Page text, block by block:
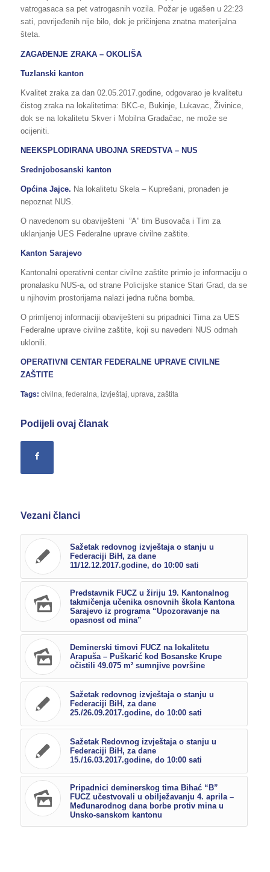
vatrogasaca sa pet vatrogasnih vozila. Požar je ugašen u 22:23
sati, povrijeđenih nije bilo, dok je pričinjena znatna materijalna
šteta.
ZAGAĐENJE ZRAKA – OKOLIŠA
Tuzlanski kanton
Kvalitet zraka za dan 02.05.2017.godine, odgovarao je kvalitetu
čistog zraka na lokalitetima: BKC-e, Bukinje, Lukavac, Živinice,
dok se na lokalitetu Skver i Mobilna Gradačac, ne može se
ocijeniti.
NEEKSPLODIRANA UBOJNA SREDSTVA – NUS
Srednjobosanski kanton
Općina Jajce. Na lokalitetu Skela – Kuprešani, pronađen je
nepoznat NUS.
O navedenom su obaviješteni ”A” tim Busovača i Tim za
uklanjanje UES Federalne uprave civilne zaštite.
Kanton Sarajevo
Kantonalni operativni centar civilne zaštite primio je informaciju o
pronalasku NUS-a, od strane Policijske stanice Stari Grad, da se
u njihovim prostorijama nalazi jedna ručna bomba.
O primljenoj informaciji obaviješteni su pripadnici Tima za UES
Federalne uprave civilne zaštite, koji su navedeni NUS odmah
uklonili.
OPERATIVNI CENTAR FEDERALNE UPRAVE CIVILNE
ZAŠTITE
Tags: civilna federalna izvještaj uprava zaštita
Podijeli ovaj članak
Vezani članci
Sažetak redovnog izvještaja o stanju u
Federaciji BiH, za dane
11/12.12.2017.godine, do 10:00 sati
Predstavnik FUCZ u žiriju 19. Kantonalnog
takmičenja učenika osnovnih škola Kantona
Sarajevo iz programa “Upozoravanje na
opasnost od mina”
Deminerski timovi FUCZ na lokalitetu
Arapuša – Puškarić kod Bosanske Krupe
očistili 49.075 m² sumnjive površine
Sažetak redovnog izvještaja o stanju u
Federaciji BiH, za dane
25./26.09.2017.godine, do 10:00 sati
Sažetak Redovnog izvještaja o stanju u
Federaciji BiH, za dane
15./16.03.2017.godine, do 10:00 sati
Pripadnici deminerskog tima Bihać “B”
FUCZ učestvovali u obilježavanju 4. aprila –
Međunarodnog dana borbe protiv mina u
Unsko-sanskom kantonu